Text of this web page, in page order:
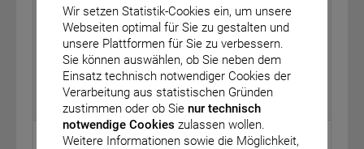
Bekanntmachung eines Beschlusses des
Gemeinsamen Bundesausschusses über eine
Änderung der DMP-Anforderungen-Richtlinie:
Änderung der Anlage 2
vom: 27. November 2015
BAnz AT 18.03.2016 B2
Bundesministerium für Gesundheit
Wir setzen Statistik-Cookies ein, um unsere
Webseiten optimal für Sie zu gestalten und
unsere Plattformen für Sie zu verbessern.
Sie können auswählen, ob Sie neben dem
Einsatz technisch notwendiger Cookies der
Verarbeitung aus statistischen Gründen
zustimmen oder ob Sie nur technisch
notwendige Cookies zulassen wollen.
Weitere Informationen sowie die Möglichkeit,